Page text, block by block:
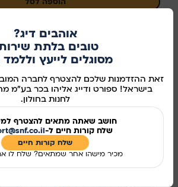
אוהבים דיג?
טובים בלתת
מסוגלים לייעץ וללמד
זאת ההזדמנות שלכם להצטרף לחברה
בישראל! ספורט ודייג אליהו בכר בע"מ
לחנות בחולון.
חושב שאתה מתאים להצטרף
שלח קורות חיים ל-
שלח קורות חיים​
מכיר מישהו אחר שמתאים? שלח לו
שיתוף ברשתות החברתיות:
מוצרים קשורים
אזל מהמלאי